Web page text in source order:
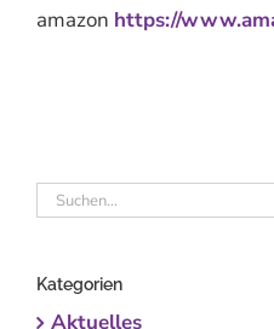
amazon https://
Suche
Kategorien
Aktuelles